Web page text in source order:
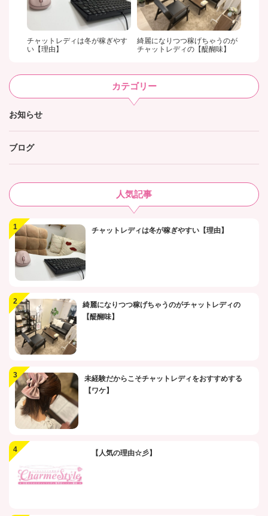
チャットレディは冬が稼ぎやす
い【理由】
綺麗になりつつ稼げちゃうのが
チャットレディの【醍醐味】
カテゴリー
お知らせ
ブログ
人気記事
チャットレディは冬が稼ぎやすい【理由】
綺麗になりつつ稼げちゃうのがチャットレディの
【醍醐味】
未経験だからこそチャットレディをおすすめする
【ワケ】
【人気の理由☆彡】